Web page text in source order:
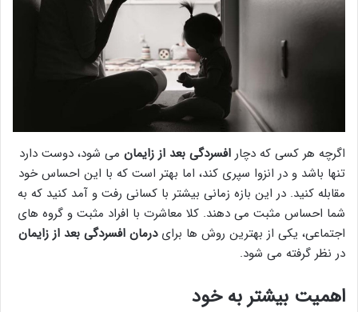
اگرچه هر کسی که دچار افسردگی بعد از زایمان می شود، دوست دارد
تنها باشد و در انزوا سپری کند، اما بهتر است که با این احساس خود
مقابله کنید. در این بازه زمانی بیشتر با کسانی رفت و آمد کنید که به
شما احساس مثبت می دهند. کلا معاشرت با افراد مثبت و گروه های
اجتماعی، یکی از بهترین روش ها برایدرمان افسردگی بعد از زایمان
در نظر گرفته می شود.
اهمیت بیشتر به خود